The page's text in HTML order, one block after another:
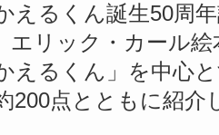
えるくん誕生50周
リック・カール絵
えるくん」を中心
200点とともに紹介